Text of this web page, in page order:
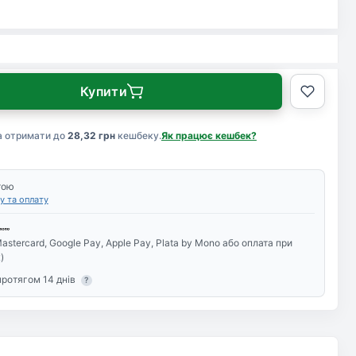
отримати до 28,32 грнкешбеку.Як працює кешбек?
Купити
та оплату
Google Pay, Apple Pay, Plata by Mono або оплата при
14 днів
?